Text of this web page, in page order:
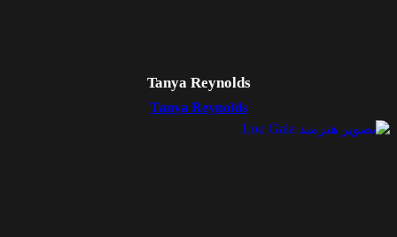
Tanya Reynolds
Tanya Reynolds